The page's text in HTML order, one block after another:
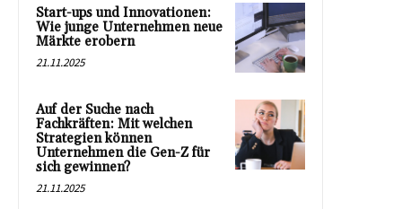
Start-ups und Innovationen:
Wie junge Unternehmen neue
Märkte erobern
21.11.2025
Auf der Suche nach
Fachkräften: Mit welchen
Strategien können
Unternehmen die Gen-Z für
sich gewinnen?
21.11.2025